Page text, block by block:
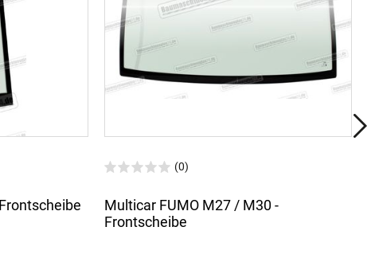
(0)
Multicar FUMO M27 / M30 -
Frontscheibe